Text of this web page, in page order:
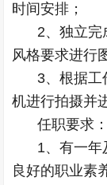
时间安排；
2、独立完
风格要求进行
3、根据工
机进行拍摄并
任职要求：
1、有一年
良好的职业素